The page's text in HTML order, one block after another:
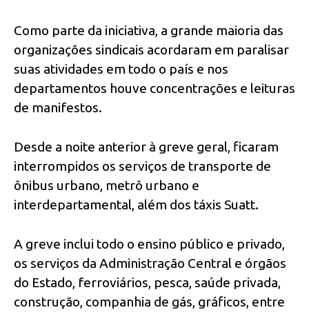
Como parte da iniciativa, a grande maioria das
organizações sindicais acordaram em paralisar
suas atividades em todo o país e nos
departamentos houve concentrações e leituras
de manifestos.
Desde a noite anterior à greve geral, ficaram
interrompidos os serviços de transporte de
ônibus urbano, metrô urbano e
interdepartamental, além dos táxis Suatt.
A greve inclui todo o ensino público e privado,
os serviços da Administração Central e órgãos
do Estado, ferroviários, pesca, saúde privada,
construção, companhia de gás, gráficos, entre